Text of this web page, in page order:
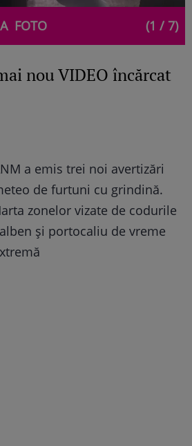
FOTO (1 / 7)
nou VIDEO încărcat
a emis trei noi avertizări
de furtuni cu grindină.
zonelor vizate de codurile
și portocaliu de vreme